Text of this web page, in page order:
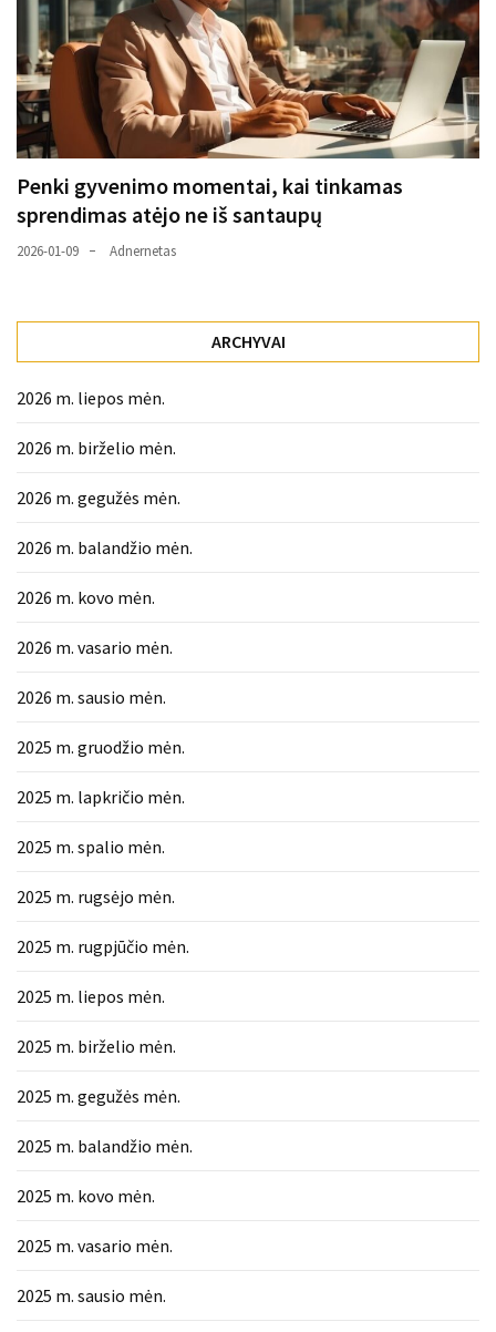
Penki gyvenimo momentai, kai tinkamas
sprendimas atėjo ne iš santaupų
2026-01-09 Adnernetas
ARCHYVAI
2026 m. liepos mėn.
2026 m. birželio mėn.
2026 m. gegužės mėn.
2026 m. balandžio mėn.
2026 m. kovo mėn.
2026 m. vasario mėn.
2026 m. sausio mėn.
2025 m. gruodžio mėn.
2025 m. lapkričio mėn.
2025 m. spalio mėn.
2025 m. rugsėjo mėn.
2025 m. rugpjūčio mėn.
2025 m. liepos mėn.
2025 m. birželio mėn.
2025 m. gegužės mėn.
2025 m. balandžio mėn.
2025 m. kovo mėn.
2025 m. vasario mėn.
2025 m. sausio mėn.